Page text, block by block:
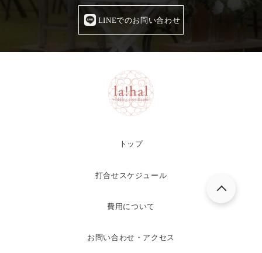
LINEでのお問い合わせ
トップ
打合せスケジュール
費用について
お問い合わせ・アクセス